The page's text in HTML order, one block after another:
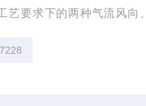
艺要求下的两种气流风向